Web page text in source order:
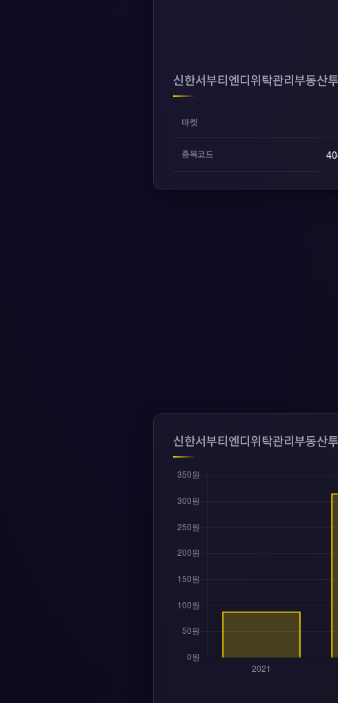
신한서부티엔디위탁관리부동산
마켓
종목코드
신한서부티엔디위탁관리부동산